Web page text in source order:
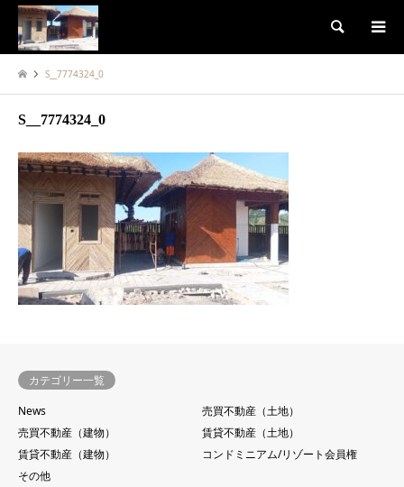
検索
S__7774324_0
S__7774324_0
カテゴリー一覧
News
売買不動産（土地）
売買不動産（建物）
賃貸不動産（土地）
賃貸不動産（建物）
コンドミニアム/リゾート会員権
その他